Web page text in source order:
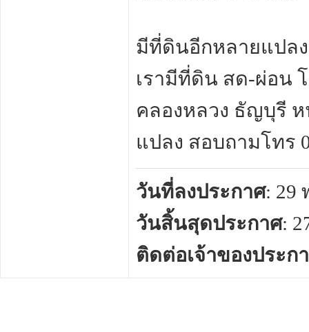
มีที่ดินอีกหลายแปล
เรามีที่ดิน สด-ผ่อน
คลองหลวง ธัญบุรี
แปลง สอบถามโทร
วันที่ลงประกาศ: 29
วันสิ้นสุดประกาศ:
ติดต่อเจ้าของประก